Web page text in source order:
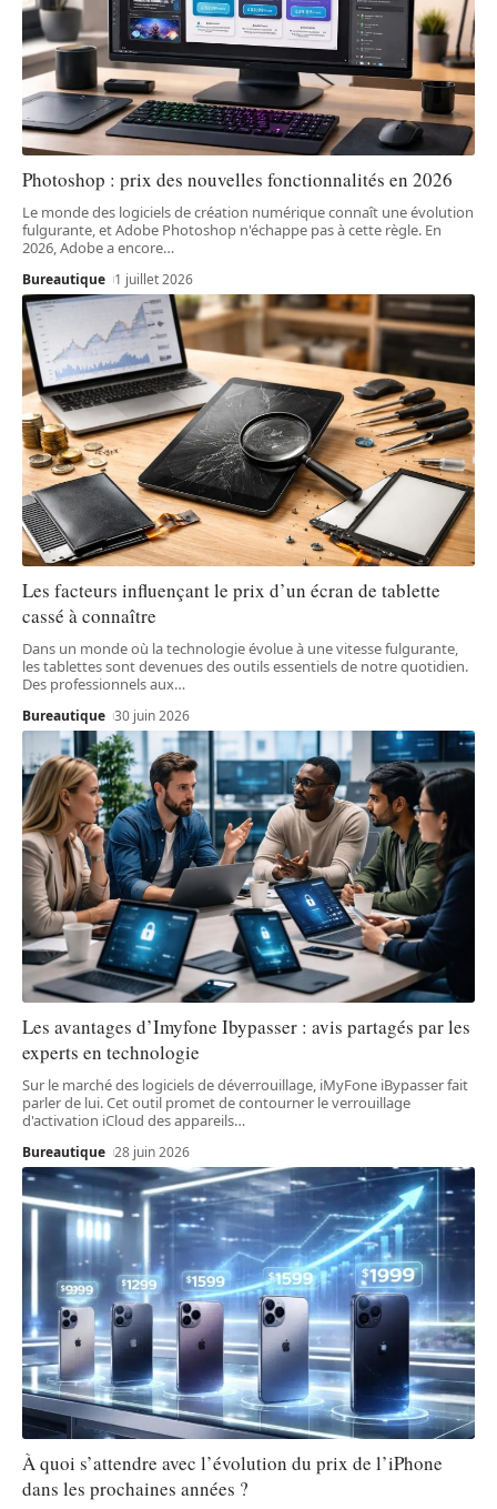
Photoshop : prix des nouvelles fonctionnalités en 2026
Le monde des logiciels de création numérique connaît une évolution
fulgurante, et Adobe Photoshop n'échappe pas à cette règle. En
2026, Adobe a encore…
Bureautique 1 juillet 2026
Les facteurs influençant le prix d’un écran de tablette
cassé à connaître
Dans un monde où la technologie évolue à une vitesse fulgurante,
les tablettes sont devenues des outils essentiels de notre quotidien.
Des professionnels aux…
Bureautique 30 juin 2026
Les avantages d’Imyfone Ibypasser : avis partagés par les
experts en technologie
Sur le marché des logiciels de déverrouillage, iMyFone iBypasser fait
parler de lui. Cet outil promet de contourner le verrouillage
d'activation iCloud des appareils…
Bureautique 28 juin 2026
À quoi s’attendre avec l’évolution du prix de l’iPhone
dans les prochaines années ?